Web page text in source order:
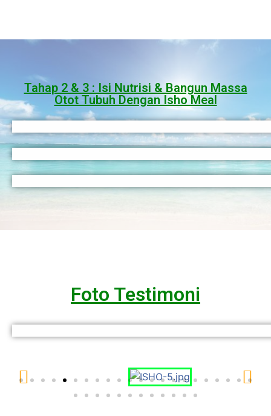
Tahap 2 & 3 : Isi Nutrisi & Bangun Massa
Otot Tubuh Dengan Isho Meal
Foto Testimoni